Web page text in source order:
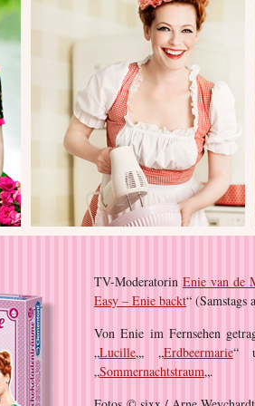
TV-Moderatorin Enie van de
Easy – Enie backt“
Von Enie im Fernsehen
„Lucille„, „Erdbeermarie“
„Sommernachtstraum„.